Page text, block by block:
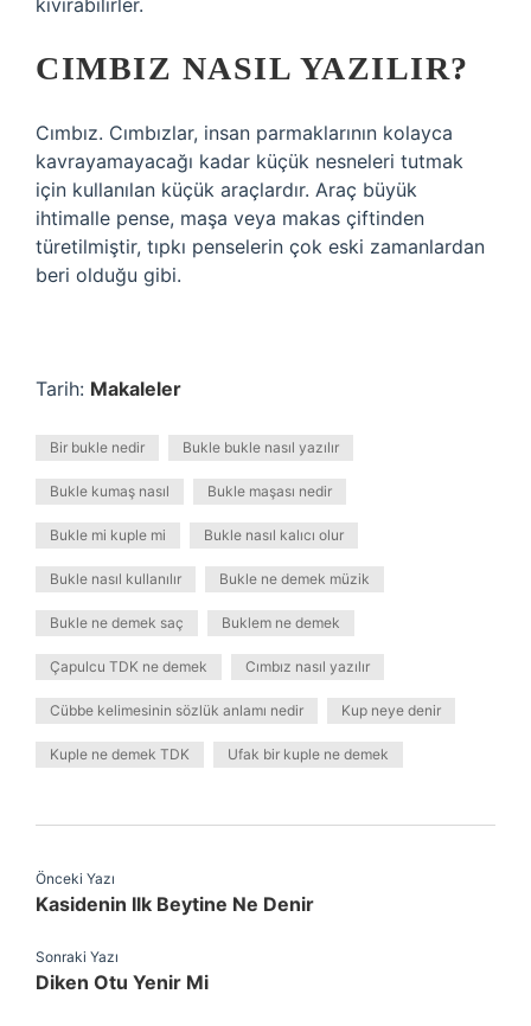
kıvırabilirler.
CIMBIZ NASIL YAZILIR?
Cımbız. Cımbızlar, insan parmaklarının kolayca
kavrayamayacağı kadar küçük nesneleri tutmak
için kullanılan küçük araçlardır. Araç büyük
ihtimalle pense, maşa veya makas çiftinden
türetilmiştir, tıpkı penselerin çok eski zamanlardan
beri olduğu gibi.
Tarih: Makaleler
Bir bukle nedir Bukle bukle nasıl yazılır
Bukle kumaş nasıl Bukle maşası nedir
Bukle mi kuple mi Bukle nasıl kalıcı olur
Bukle nasıl kullanılır Bukle ne demek müzik
Bukle ne demek saç Buklem ne demek
Çapulcu TDK ne demek Cımbız nasıl yazılır
Cübbe kelimesinin sözlük anlamı nedir Kup neye denir
Kuple ne demek TDK Ufak bir kuple ne demek
Önceki Yazı
Kasidenin Ilk Beytine Ne Denir
Sonraki Yazı
Diken Otu Yenir Mi